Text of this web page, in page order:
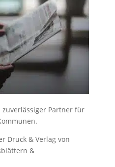
zuverlässiger Partner für
Druck & Verlag von
&